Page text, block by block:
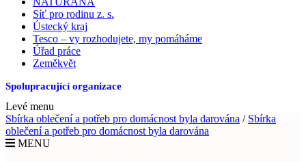
Síť pro rodinu z. s.
Ústecký kraj
Tesco – vy rozhodujete, my pomáháme
Úřad práce
Zeměkvět
Spolupracující organizace
Levé menu
Sbírka oblečení a potřeb pro domácnost byla darována / Sbírka
oblečení a potřeb pro domácnost byla darována
MENU